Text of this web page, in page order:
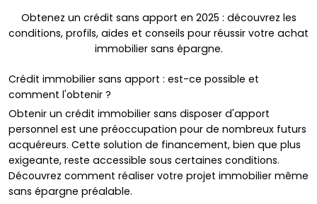
Obtenez un crédit sans apport en 2025 : découvrez les
conditions, profils, aides et conseils pour réussir votre achat
immobilier sans épargne.
Crédit immobilier sans apport : est-ce possible et
comment l'obtenir ?
Obtenir un crédit immobilier sans disposer d'apport
personnel est une préoccupation pour de nombreux futurs
acquéreurs. Cette solution de financement, bien que plus
exigeante, reste accessible sous certaines conditions.
Découvrez comment réaliser votre projet immobilier même
sans épargne préalable.